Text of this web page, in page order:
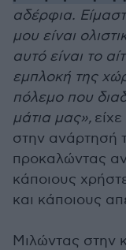
αδέρφια.
μου είναι
αυτό είναι το
εμπλοκή της
πόλεμο που
μάτια μας»,
στην ανάρτησή
προκαλώντας
κάποιους
και κάποιους
Μιλώντας στην